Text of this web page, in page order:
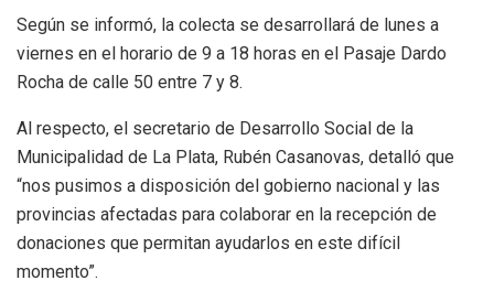
Según se informó, la colecta se desarrollará de lunes a
viernes en el horario de 9 a 18 horas en el Pasaje Dardo
Rocha de calle 50 entre 7 y 8.
Al respecto, el secretario de Desarrollo Social de la
Municipalidad de La Plata, Rubén Casanovas, detalló que
“nos pusimos a disposición del gobierno nacional y las
provincias afectadas para colaborar en la recepción de
donaciones que permitan ayudarlos en este difícil
momento”.